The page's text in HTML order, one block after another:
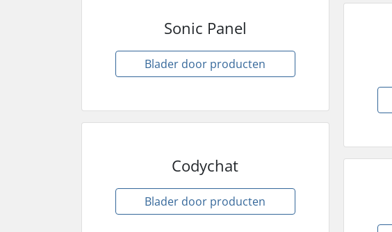
Sonic Panel
Blader door producten
Codychat
Blader door producten